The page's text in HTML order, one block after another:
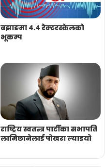
बझाङमा ४.४ रेक्टरस्केलको
भूकम्प
राष्ट्रिय स्वतन्त्र पार्टीका सभापति
लामिछानेलाई पोखरा ल्याइयो